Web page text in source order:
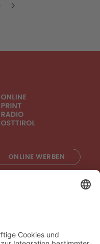
ONLINE WERBEN